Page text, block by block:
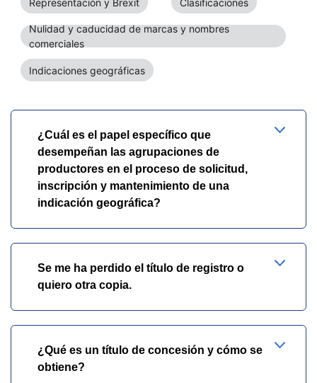
Nulidad y caducidad de marcas y nombres
comerciales
Indicaciones geográficas
¿Cuál es el papel específico que
desempeñan las agrupaciones de
productores en el proceso de solicitud,
inscripción y mantenimiento de una
indicación geográfica?
Se me ha perdido el título de registro o
quiero otra copia.
¿Qué es un título de concesión y cómo se
obtiene?